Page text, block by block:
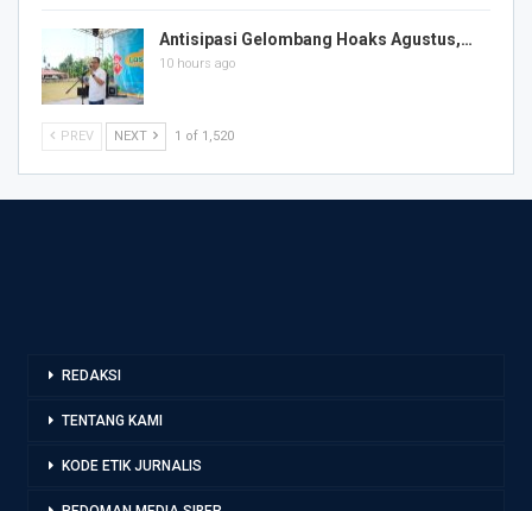
Antisipasi Gelombang Hoaks Agustus,…
10 hours ago
PREV NEXT 1 of 1,520
REDAKSI
TENTANG KAMI
KODE ETIK JURNALIS